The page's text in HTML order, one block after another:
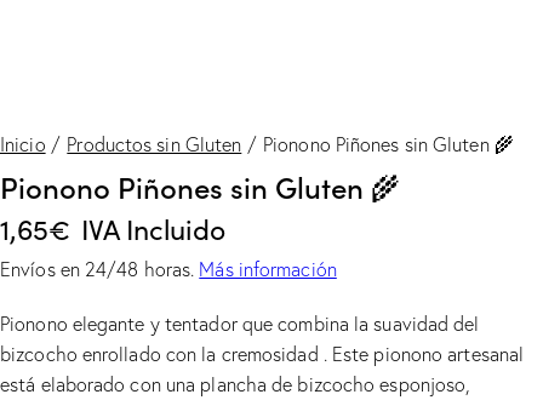
Inicio Productos sin Gluten Pionono Piñones sin Gluten 🌾
Pionono Piñones sin Gluten 🌾
1,65€ IVA Incluido
Envíos en 24/48 horas. Más información
Pionono elegante y tentador que combina la suavidad del
bizcocho enrollado con la cremosidad . Este pionono artesanal
está elaborado con una plancha de bizcocho esponjoso,